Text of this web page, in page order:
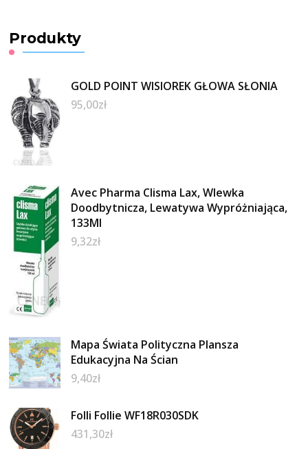
Produkty
GOLD POINT WISIOREK GŁOWA SŁONIA
95,00zł
Avec Pharma Clisma Lax, Wlewka
Doodbytnicza, Lewatywa Wypróżniająca,
133Ml
9,32zł
Mapa Świata Polityczna Plansza
Edukacyjna Na Ścian
9,40zł
Folli Follie WF18R030SDK
431,30zł